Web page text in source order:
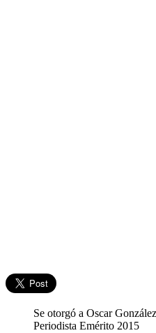
Se otorgó a Oscar
Periodista Emérito 2015